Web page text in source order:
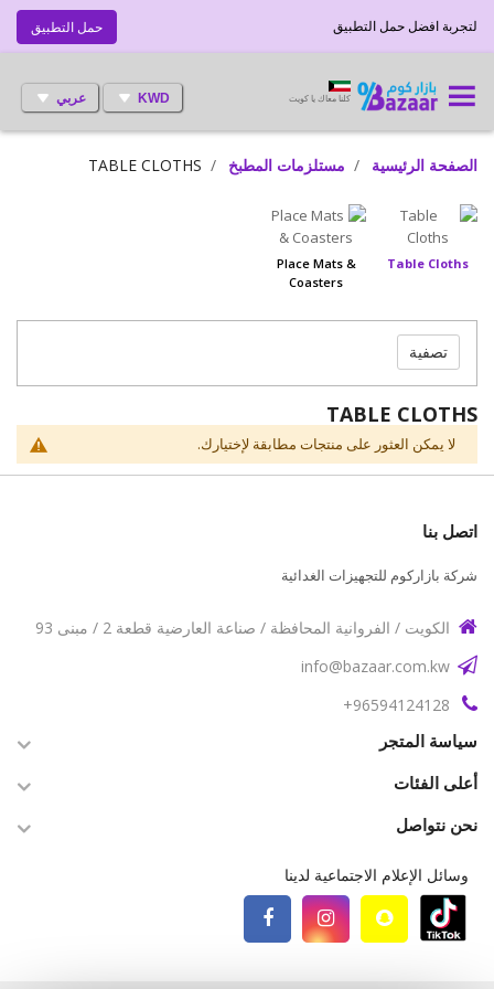
حمل التطبيق لتجربة افضل حمل التطبيق
KWD عربي كلنا معاك يا كويت
الصفحة الرئيسية مستلزمات المطبخ TABLE CLOTHS
Table Cloths
Place Mats &
Coasters
TABLE CLOTHS
لا يمكن العثور على منتجات مطابقة لإختيارك.
تصفية
اتصل بنا
شركة بازاركوم للتجهيزات الغدائية
الكويت / الفروانية المحافظة / صناعة العارضية قطعة 2 / مبنى 93
info@bazaar.com.kw
96594124128+
سياسة المتجر
أعلى الفئات
نحن نتواصل
وسائل الإعلام الاجتماعية لدينا